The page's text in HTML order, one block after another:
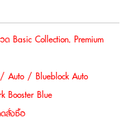
Basic Collection, Premium
Auto / Blueblock Auto
Booster Blue
สั่งซื้อ